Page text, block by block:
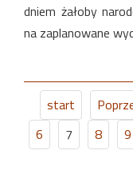
dniem żałoby
na zaplanowane
start
6
7 8 9